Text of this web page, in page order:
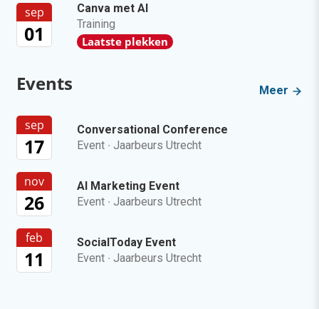
sep
01
Canva met AI
Training
Laatste plekken
Events Meer
sep
17
Conversational Conference
Event · Jaarbeurs Utrecht
nov
26
AI Marketing Event
Event · Jaarbeurs Utrecht
feb
11
SocialToday Event
Event · Jaarbeurs Utrecht